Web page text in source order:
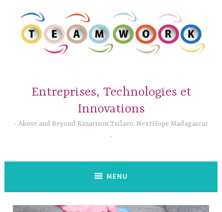
contenu
principal
Entreprises, Technologies et
Innovations
Above and Beyond Ranarison Tsilavo, NextHope Madagascar
MENU